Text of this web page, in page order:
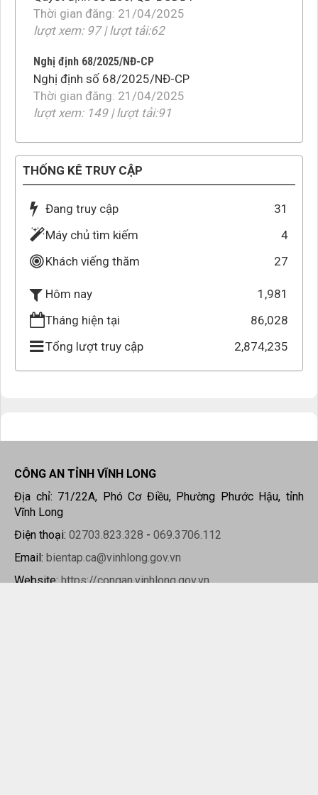
Nghị định 68/2025/NĐ-CP
Nghị định số 68/2025/NĐ-CP
Thời gian đăng: 21/04/2025
lượt xem: 149 | lượt tải:91
Thông tư 12/2025/TT-BCA
Thông tư 12/2025/TT-BCA
Thời gian đăng: 21/04/2025
Nghị định 24/2025/NĐ-CP
Nghị định số 24/2025/NĐ-CP
lượt xem: 99 | lượt tải:64
Quyết định 280/QĐ-BGDĐT
Thời gian đăng: 21/04/2025
THỐNG KÊ TRUY CẬP
Đang truy cập
31
Máy chủ tìm kiếm
4
Khách viếng thăm
27
Hôm nay
1,981
Tháng hiện tại
86,028
Tổng lượt truy cập
2,874,235
CÔNG AN TỈNH VĨNH LONG
Địa chỉ: 71/22A, Phó Cơ Điều, Phường Phước Hậu, tỉnh
Vĩnh Long
Điện thoại: 02703.823.328 - 069.3706.112
Email: bientap.ca@vinhlong.gov.vn
Website:https://congan.vinhlong.gov.vn